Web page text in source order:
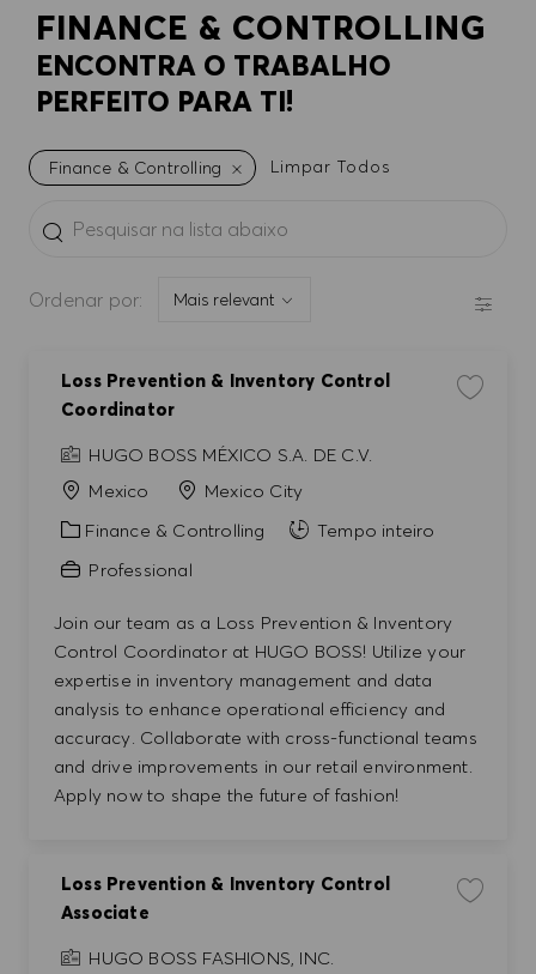
FINANCE & CONTROLLING
ENCONTRA O TRABALHO
PERFEITO PARA TI!
Finance & Controlling Limpar Todos
Ordenar por:
Loss Prevention & Inventory Control
Coordinator
HUGO BOSS MÉXICO S.A. DE C.V.
Mexico
Mexico City
Categoria
Finance & Controlling
Tempo inteiro
Professional
Join our team as a Loss Prevention & Inventory
Control Coordinator at HUGO BOSS! Utilize your
expertise in inventory management and data
analysis to enhance operational efficiency and
accuracy. Collaborate with cross-functional teams
and drive improvements in our retail environment.
Apply now to shape the future of fashion!
Guardar
Loss Prevention & Inventory Control
Associate
HUGO BOSS FASHIONS, INC.
Guardar